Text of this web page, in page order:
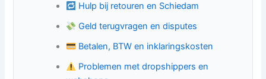
Hulp bij retouren en Schiedam
Geld terugvragen en disputes
Betalen, BTW en inklaringskosten
Problemen met dropshippers en